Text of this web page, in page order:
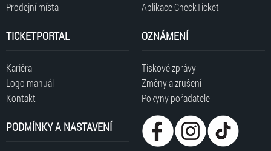
Prodejní místa
Aplikace CheckTicket
TICKETPORTAL
Kariéra
Logo manuál
Kontakt
OZNÁMENÍ
Tiskové zprávy
Změny a zrušení
Pokyny pořadatele
PODMÍNKY A NASTAVENÍ